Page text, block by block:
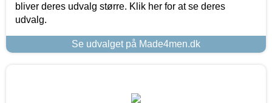
bliver deres udvalg større. Klik her for at se deres
udvalg.
Se udvalget på Made4men.dk